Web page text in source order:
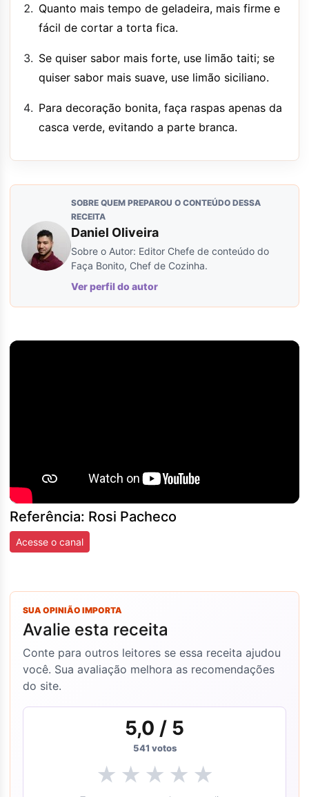
Quanto mais tempo de geladeira, mais firme e
fácil de cortar a torta fica.
Se quiser sabor mais forte, use limão taiti; se
quiser sabor mais suave, use limão siciliano.
Para decoração bonita, faça raspas apenas da
casca verde, evitando a parte branca.
SOBRE QUEM PREPAROU O CONTEÚDO DESSA
RECEITA
Daniel Oliveira
Sobre o Autor: Editor Chefe de conteúdo do
Faça Bonito, Chef de Cozinha.
Ver perfil do autor
Referência: Rosi Pacheco
Acesse o canal
SUA OPINIÃO IMPORTA
Avalie esta receita
Conte para outros leitores se essa receita ajudou
você. Sua avaliação melhora as recomendações
do site.
5,0 / 5
541 votos
★ ★ ★ ★ ★